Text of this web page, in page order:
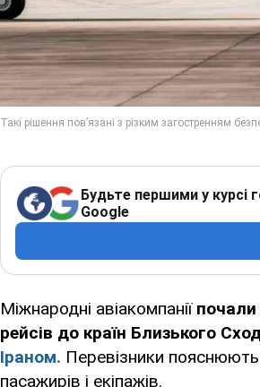
Будьте першими у курсі
Google
Міжнародні авіакомпанії
рейсів до країн Близького
Іраном. Перевізники
пасажирів і екіпажів.